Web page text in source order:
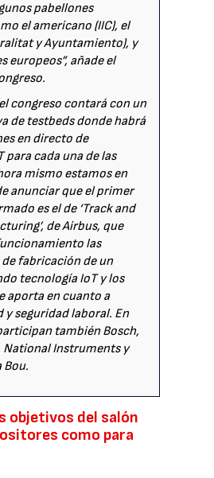
pabellones
el americano (IIC), el
y Ayuntamiento), y
europeos”, añade el
congreso contará con un
de testbeds donde habrá
en directo de
para cada una de las
mismo estamos en
anunciar que el primer
es el de ‘Track and
de Airbus, que
las
fabricación de un
tecnología IoT y los
aporta en cuanto a
seguridad laboral. En
también Bosch,
National Instruments y
Bou.
objetivos del salón
como para